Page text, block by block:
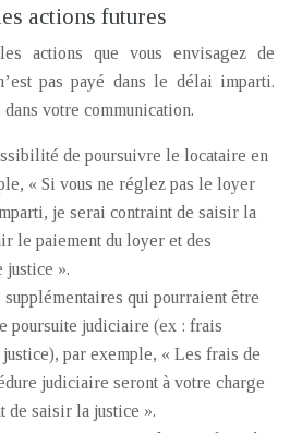
actions futures
actions que vous envisagez de
pas payé dans le délai imparti.
votre communication.
de poursuivre le locataire en
« Si vous ne réglez pas le loyer
je serai contraint de saisir la
le paiement du loyer et des
justice ».
qui pourraient être
poursuite judiciaire (ex : frais
justice), par exemple, « Les frais de
judiciaire seront à votre charge
de saisir la justice ».